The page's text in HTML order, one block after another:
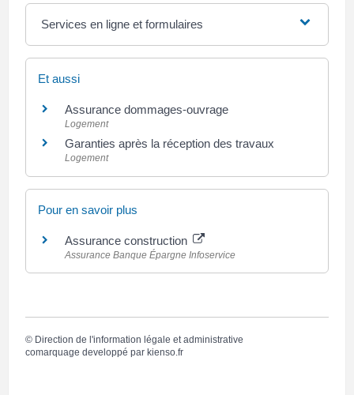
Services en ligne et formulaires
Et aussi
Assurance dommages-ouvrage
Logement
Garanties après la réception des travaux
Logement
Pour en savoir plus
Assurance construction
Assurance Banque Épargne Infoservice
© Direction de l'information légale et administrative
comarquage developpé parkienso.fr